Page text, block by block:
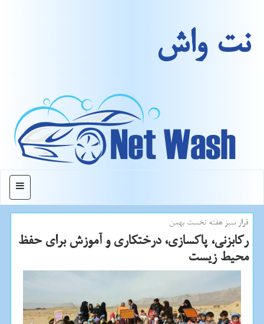
نت واش
منو
قرار سبز هفته نخست بهمن
ركابزنی، پاكسازی، درختكاری و آموزش برای حفظ
محیط زیست